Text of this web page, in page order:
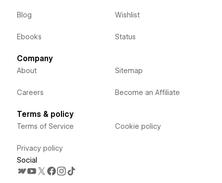
Blog
Ebooks
Wishlist
Status
Company
About
Careers
Sitemap
Become an Affiliate
Terms & policy
Terms of Service
Privacy policy
Cookie policy
Social